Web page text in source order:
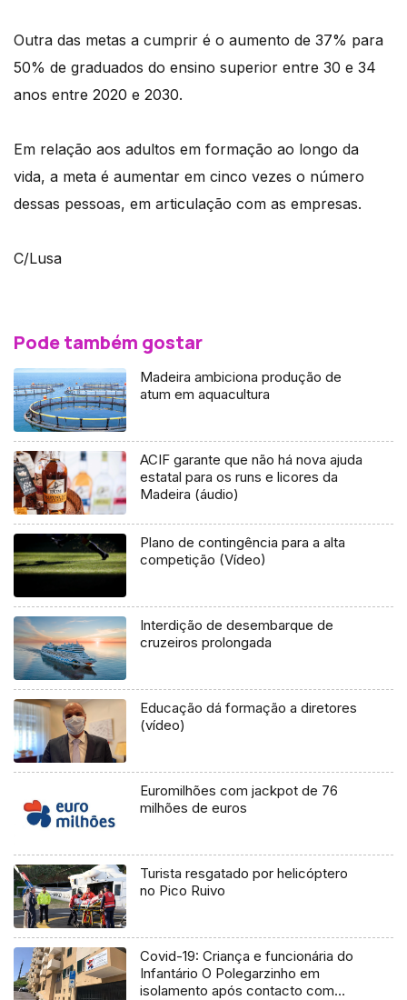
Outra das metas a cumprir é o aumento de 37% para
50% de graduados do ensino superior entre 30 e 34
anos entre 2020 e 2030.
Em relação aos adultos em formação ao longo da
vida, a meta é aumentar em cinco vezes o número
dessas pessoas, em articulação com as empresas.
C/Lusa
Pode também gostar
Madeira ambiciona produção de
atum em aquacultura
ACIF garante que não há nova ajuda
estatal para os runs e licores da
Madeira (áudio)
Plano de contingência para a alta
competição (Vídeo)
Interdição de desembarque de
cruzeiros prolongada
Educação dá formação a diretores
(vídeo)
Euromilhões com jackpot de 76
milhões de euros
Turista resgatado por helicóptero
no Pico Ruivo
Covid-19: Criança e funcionária do
Infantário O Polegarzinho em
isolamento após contacto com